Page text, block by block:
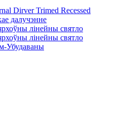
Dirver Trimed Recessed
далучэнне
лінейны святло
лінейны святло
Убудаваны